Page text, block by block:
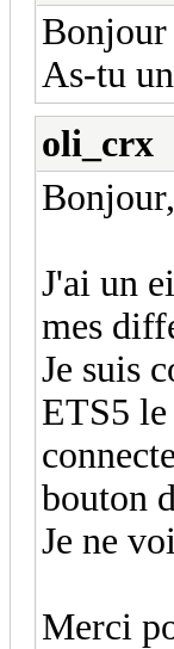
As-tu
oli_crx
Bonjour,
J'ai un
mes
Je suis
ETS5
bouton
Je ne
Merci